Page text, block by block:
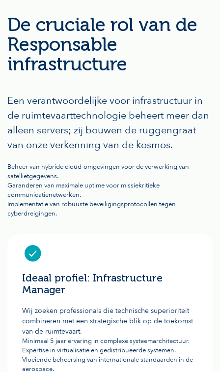
De cruciale rol van de
Responsable
infrastructure
Een verantwoordelijke voor infrastructuur in
de ruimtevaarttechnologie beheert meer dan
alleen servers; zij bouwen de ruggengraat
van onze verkenning van de kosmos.
Beheer van hybride cloud-omgevingen voor de verwerking van
satellietgegevens.
Garanderen van maximale uptime voor missiekritieke
communicatienetwerken.
Implementatie van robuuste beveiligingsprotocollen tegen
cyberdreigingen.
Ideaal profiel: Infrastructure
Manager
Wij zoeken professionals die technische superioriteit
combineren met een strategische blik op de toekomst
van de ruimtevaart.
Minimaal 5 jaar ervaring in complexe systeemarchitectuur.
Expertise in virtualisatie en gedistribueerde systemen.
Vloeiende beheersing van internationale standaarden in de
aerospace.